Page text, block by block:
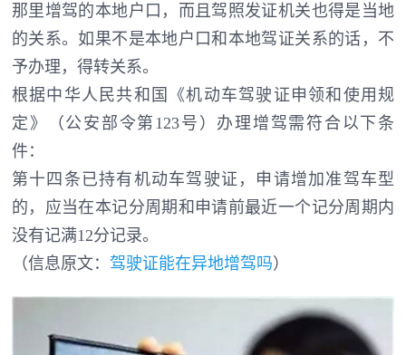
那里增驾的本地户口，而且驾照发证机关也得是当地
的关系。如果不是本地户口和本地驾证关系的话，不
予办理，得转关系。
根据中华人民共和国《机动车驾驶证申领和使用规
定》（公安部令第123号）办理增驾需符合以下条
件：
第十四条已持有机动车驾驶证，申请增加准驾车型
的，应当在本记分周期和申请前最近一个记分周期内
没有记满12分记录。
（信息原文： 驾驶证能在异地增驾吗）